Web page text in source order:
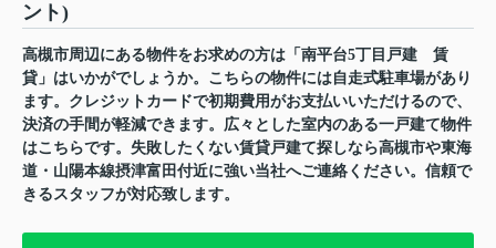
ント)
高槻市周辺にある物件をお求めの方は「南平台5丁目戸建 賃
貸」はいかがでしょうか。こちらの物件には自走式駐車場があり
ます。クレジットカードで初期費用がお支払いいただけるので、
決済の手間が軽減できます。広々とした室内のある一戸建て物件
はこちらです。失敗したくない賃貸戸建て探しなら高槻市や東海
道・山陽本線摂津富田付近に強い当社へご連絡ください。信頼で
きるスタッフが対応致します。